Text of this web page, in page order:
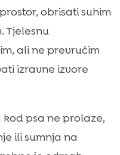
obrisati suhim
Tjelesnu
ali ne prevrućim
izravne izvore
psa ne prolaze,
ili sumnja na